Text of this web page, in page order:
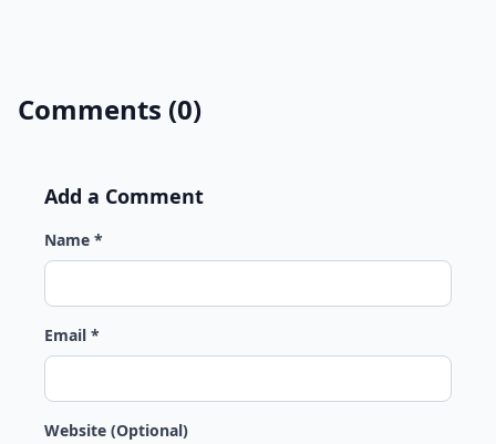
Comments (0)
Add a Comment
Name *
Email *
Website (Optional)